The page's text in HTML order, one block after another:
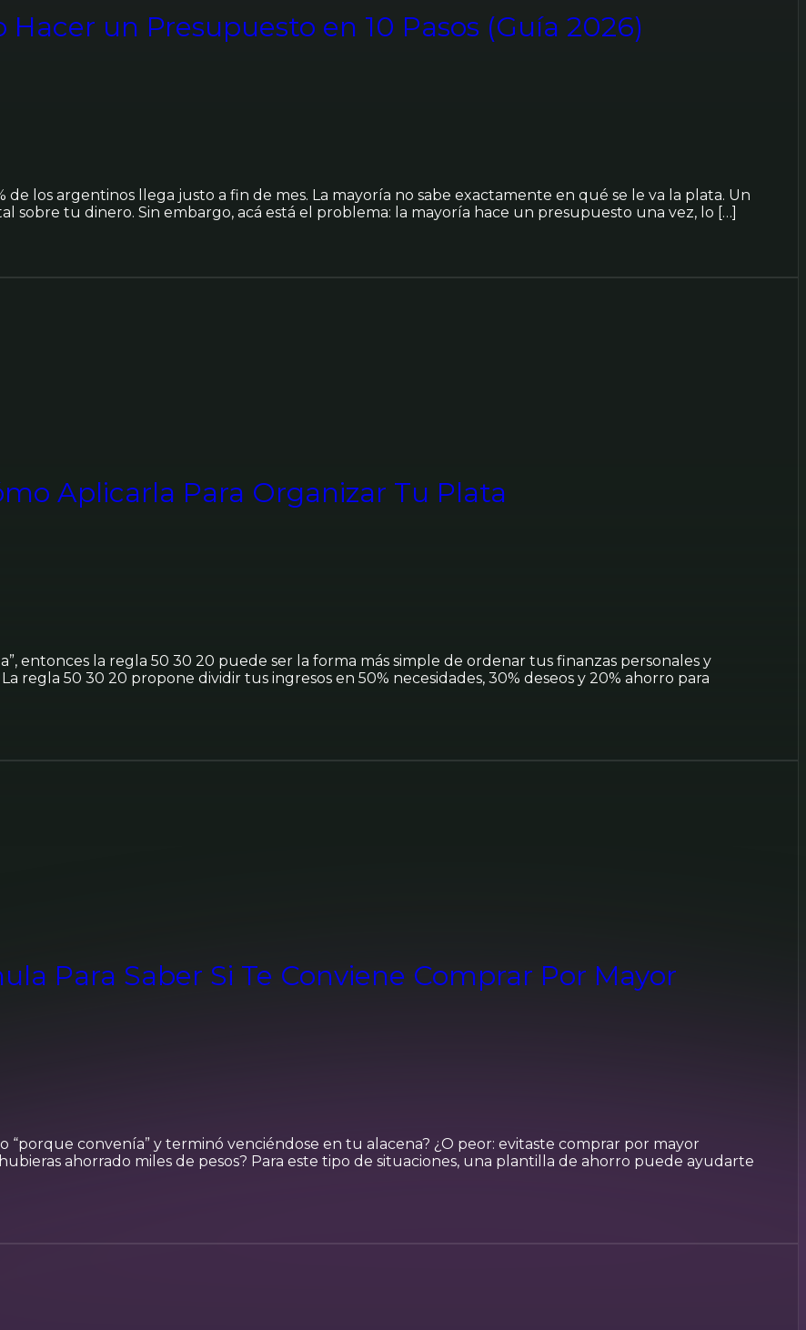
un Presupuesto en 10 Pasos (Guía 2026)
los argentinos llega justo a fin de mes. La mayoría no sabe exactamente en qué se le va la plata. Un
sobre tu dinero. Sin embargo, acá está el problema: la mayoría hace un presupuesto una vez, lo […]
Aplicarla Para Organizar Tu Plata
entonces la regla 50 30 20 puede ser la forma más simple de ordenar tus finanzas personales y
regla 50 30 20 propone dividir tus ingresos en 50% necesidades, 30% deseos y 20% ahorro para
Para Saber Si Te Conviene Comprar Por Mayor
convenía” y terminó venciéndose en tu alacena? ¿O peor: evitaste comprar por mayor
ahorrado miles de pesos? Para este tipo de situaciones, una plantilla de ahorro puede ayudarte